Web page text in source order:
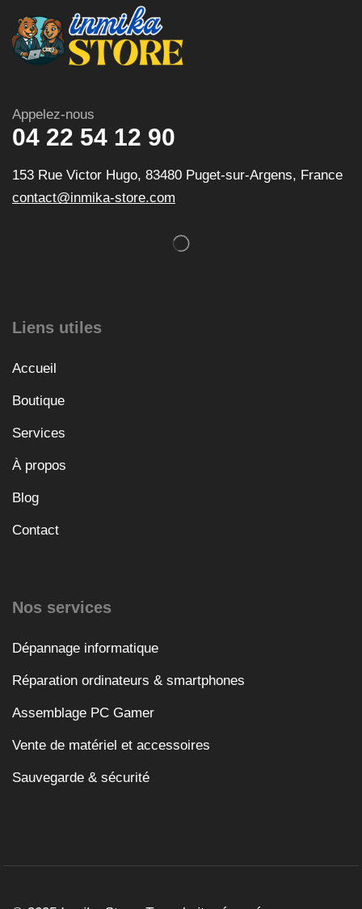
Appelez-nous
04 22 54 12 90
153 Rue Victor Hugo, 83480 Puget-sur-Argens, France
contact@inmika-store.com
Liens utiles
Accueil
Boutique
Services
À propos
Blog
Contact
Nos services
Dépannage informatique
Réparation ordinateurs & smartphones
Assemblage PC Gamer
Vente de matériel et accessoires
Sauvegarde & sécurité